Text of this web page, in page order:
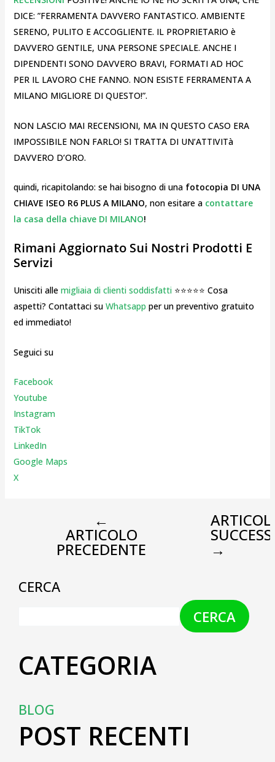
DICE: ”FERRAMENTA DAVVERO FANTASTICO. AMBIENTE
SERENO, PULITO E ACCOGLIENTE. IL PROPRIETARIO è
DAVVERO GENTILE, UNA PERSONE SPECIALE. ANCHE I
DIPENDENTI SONO DAVVERO BRAVI, FORMATI AD HOC
PER IL LAVORO CHE FANNO. NON ESISTE FERRAMENTA A
MILANO MIGLIORE DI QUESTO!”.
NON LASCIO MAI RECENSIONI, MA IN QUESTO CASO ERA
IMPOSSIBILE NON FARLO! SI TRATTA DI UN’ATTIVITà
DAVVERO D’ORO.
quindi, ricapitolando: se hai bisogno di una fotocopia DI UNA
CHIAVE ISEO R6 PLUS A MILANO, non esitare a contattare
la casa della chiave DI MILANO!
Rimani Aggiornato Sui Nostri Prodotti E
Servizi
Unisciti alle migliaia di clienti soddisfatti⭐⭐⭐⭐⭐ Cosa
aspetti? Contattaci su Whatsapp per un preventivo gratuito
ed immediato!
Seguici su
Facebook
Youtube
Instagram
TikTok
LinkedIn
Google Maps
X
←
ARTICOLO
PRECEDENTE →
CERCA
CERCA
CATEGORIA
BLOG
POST RECENTI